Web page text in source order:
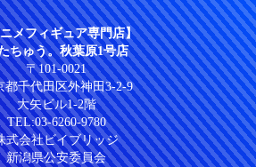
メフィギュア専門店】
ちゅう。秋葉原1号店
〒101-0021
都千代田区外神田3-2-9
大矢ビル1-2階
TEL:03-6260-9780
式会社ビイブリッジ
新潟県公安委員会